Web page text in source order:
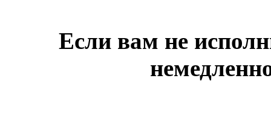
Если вам не